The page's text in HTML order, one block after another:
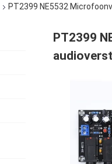
PT2399 NE5532
PT2399